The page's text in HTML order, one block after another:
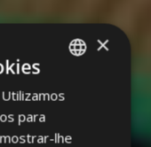
SPANISH
ENGLISH
×
Utilizamos
para
lhe